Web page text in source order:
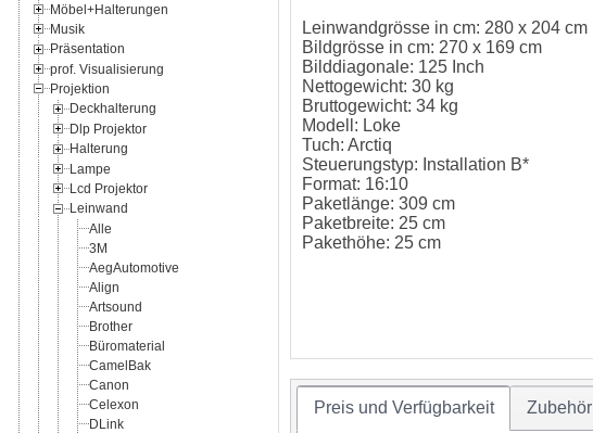
Möbel+Halterungen
Musik
Präsentation
prof. Visualisierung
Projektion
Deckhalterung
Dlp Projektor
Halterung
Lampe
Lcd Projektor
Leinwand
Alle
3M
AegAutomotive
Align
Artsound
Brother
Büromaterial
CamelBak
Canon
Celexon
DLink
Leinwandgrösse in cm: 280 x 204 cm
Bildgrösse in cm: 270 x 169 cm
Bilddiagonale: 125 Inch
Nettogewicht: 30 kg
Bruttogewicht: 34 kg
Modell: Loke
Tuch: Arctiq
Steuerungstyp: Installation B*
Format: 16:10
Paketlänge: 309 cm
Paketbreite: 25 cm
Pakethöhe: 25 cm
Preis und Verfügbarkeit Zubehör